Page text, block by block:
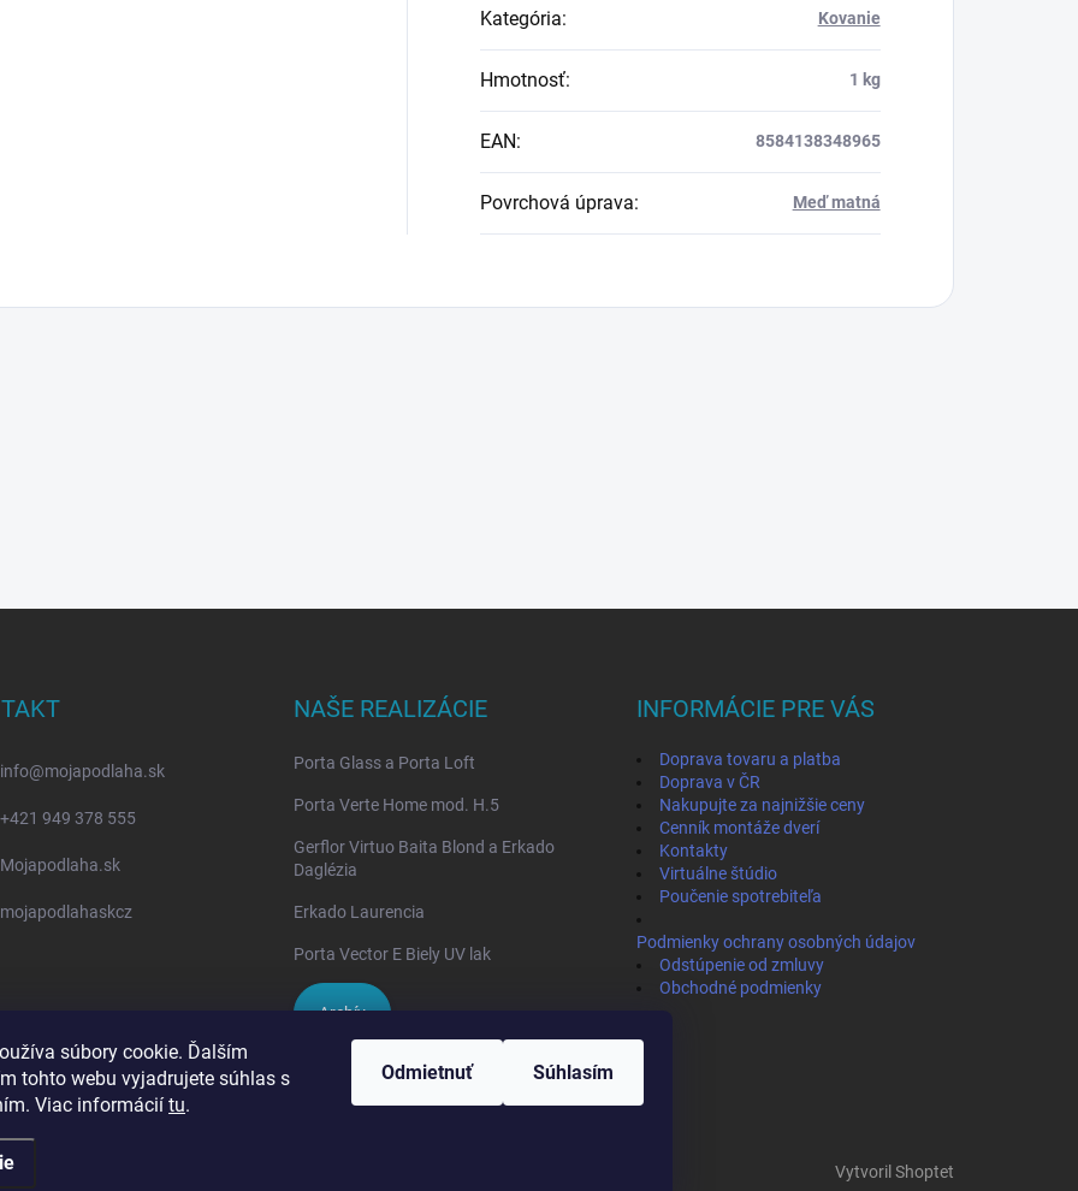
súbory cookie. Ďalším
tohto webu vyjadrujete súhlas s
Viac informácií tu.
Odmietnuť Súhlasím
Kategória: Kovanie
Hmotnosť: 1 kg
EAN: 8584138348965
Povrchová úprava: Meď matná
info@mojapodlaha.sk
+421 949 378 555
Mojapodlaha.sk
mojapodlahaskcz
NAŠE REALIZÁCIE
Porta Glass a Porta Loft
Porta Verte Home mod. H.5
Gerflor Virtuo Baita Blond a Erkado
Daglézia
Erkado Laurencia
Porta Vector E Biely UV lak
Archív
INFORMÁCIE PRE VÁS
Doprava tovaru a platba
Doprava v ČR
Nakupujte za najnižšie ceny
Cenník montáže dverí
Kontakty
Virtuálne štúdio
Poučenie spotrebiteľa
Podmienky ochrany osobných údajov
Odstúpenie od zmluvy
Obchodné podmienky
IVPA-OKNA - zmluvný partner
Vytvoril Shoptet